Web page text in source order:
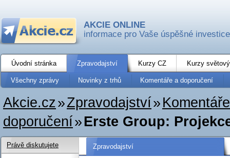
AKCIE ONLINE
informace pro Vaše úspěšné investice
Úvodní stránka Zpravodajství Kurzy CZ Kurzy
Všechny zprávy Novinky z trhů Komentáře a doporučení
Akcie.cz»Zpravodajství»
doporučení»Erste Group:
Zpravodajství
Právě diskutujete